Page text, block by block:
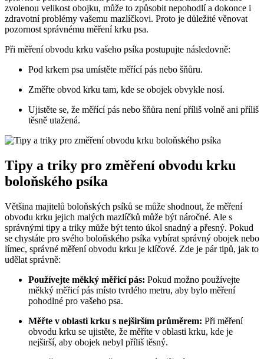
zvolenou velikost obojku, může to způsobit nepohodlí a dokonce i
zdravotní problémy vašemu mazlíčkovi. Proto je důležité věnovat
pozornost správnému měření krku psa.
Při měření obvodu krku vašeho psíka postupujte následovně:
Pod krkem psa umístěte měřící pás nebo šňůru.
Změřte obvod krku tam, kde se obojek obvykle nosí.
Ujistěte se, že měřící pás nebo šňůra není příliš volně ani příliš
těsně utažená.
Tipy a triky pro změření obvodu krku
boloňského psíka
Většina majitelů boloňských psíků se může shodnout, že měření
obvodu krku jejich malých mazlíčků může být náročné. Ale s
správnými tipy a triky může být tento úkol snadný a přesný. Pokud
se chystáte pro svého boloňského psíka vybírat správný obojek nebo
límec, správné měření obvodu krku je klíčové. Zde je pár tipů, jak to
udělat správně:
Používejte měkký měřicí pás: Pokud možno používejte
měkký měřicí pás místo tvrdého metru, aby bylo měření
pohodlné pro vašeho psa.
Měřte v oblasti krku s nejširším průměrem: Při měření
obvodu krku se ujistěte, že měříte v oblasti krku, kde je
nejširší, aby obojek nebyl příliš těsný.